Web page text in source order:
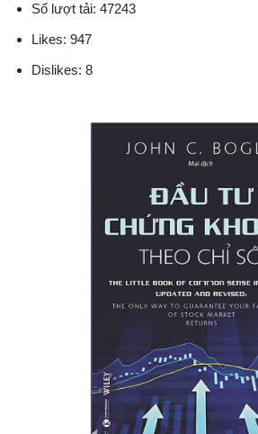
Số lượt tải: 47243
Likes: 947
Dislikes: 8